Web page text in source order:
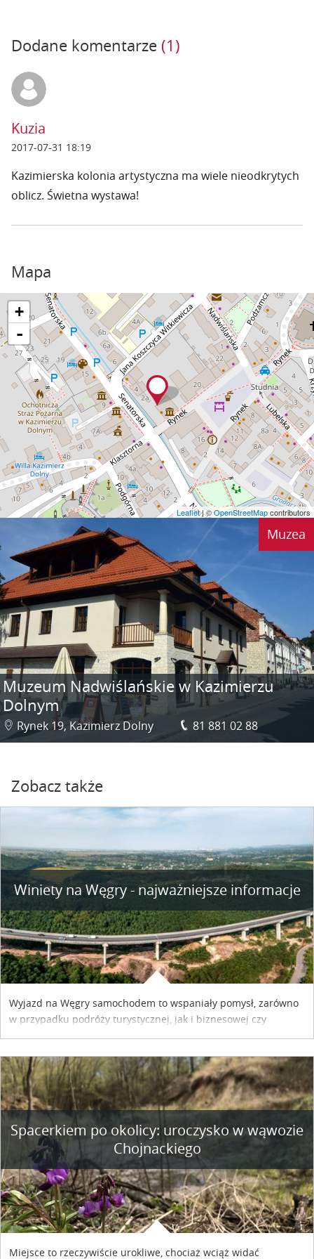
Dodane komentarze (1)
Kuzia
2017-07-31 18:19
Kazimierska kolonia artystyczna ma wiele nieodkrytych
oblicz. Świetna wystawa!
Mapa
+
-
Leaflet| ©OpenStreetMapcontributors
Muzea
Muzeum Nadwiślańskie w Kazimierzu
Dolnym
Rynek 19, Kazimierz Dolny 81 881 02 88
Zobacz także
Winiety na Węgry - najważniejsze informacje
Wyjazd na Węgry samochodem to wspaniały pomysł, zarówno
w przypadku podróży turystycznej, jak i biznesowej czy
służbowej. Pamiętać tylko trzeba o wykupieniu winiety, co
współpracy reklamowej z Hungary Vignette.
Spacerkiem po okolicy: uroczysko w wąwozie
Chojnackiego
Miejsce to rzeczywiście urokliwe, chociaż wciąż widać